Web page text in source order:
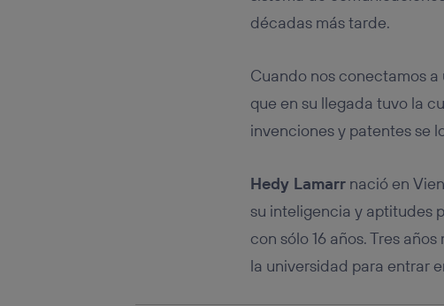
décadas más tarde.
Cuando nos conectamos a
que en su llegada tuvo la
invenciones y patentes se
Hedy Lamarrnació en
su inteligencia y aptitudes
con sólo 16 años. Tres
la universidad para entrar
conecte su
realizará en
hayan dado
únicamente
inferior de esta
Para más